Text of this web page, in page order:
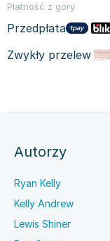
Płatność z góry
Przedpłata
Zwykły przelew
Autorzy
Ryan Kelly
Kelly Andrew
Lewis Shiner